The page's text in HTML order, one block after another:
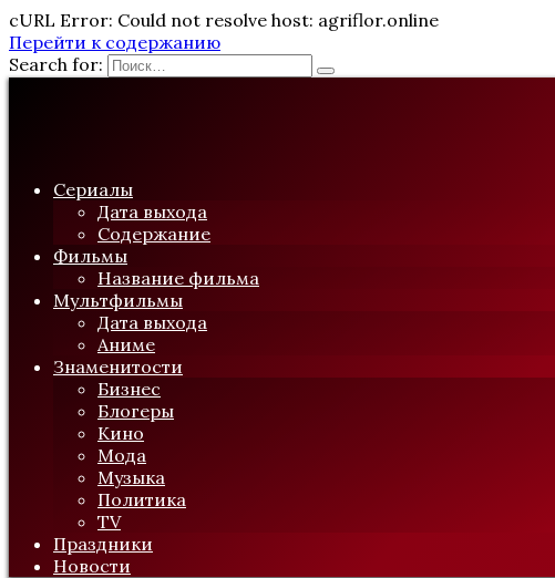
cURL Error: Could not resolve host: agriflor.online
Перейти к содержанию
Search for:
Сериалы
Дата выхода
Содержание
Фильмы
Название фильма
Мультфильмы
Дата выхода
Аниме
Знаменитости
Бизнес
Блогеры
Кино
Мода
Музыка
Политика
TV
Праздники
Новости